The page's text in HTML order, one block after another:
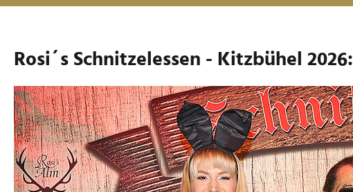
Rosi´s Schnitzelessen - Kitzbühel 2026: